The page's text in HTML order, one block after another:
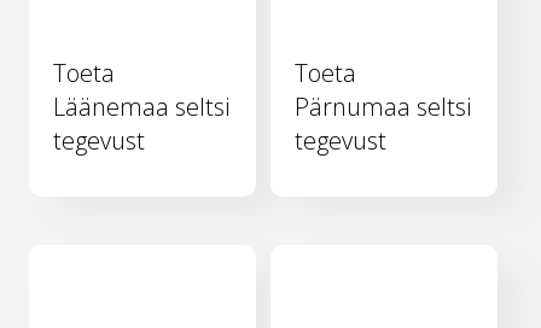
Toeta
Läänemaa seltsi
tegevust
Toeta
Pärnumaa seltsi
tegevust